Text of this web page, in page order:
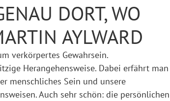
DORT, WO
AYLWARD
verkörpertes Gewahrsein.
Herangehensweise. Dabei erfährt man
menschliches Sein und unsere
Auch sehr schön: die persönlichen